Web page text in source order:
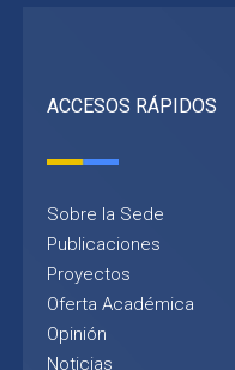
ACCESOS RÁPIDOS
Sobre la Sede
Publicaciones
Proyectos
Oferta Académica
Opinión
Noticias